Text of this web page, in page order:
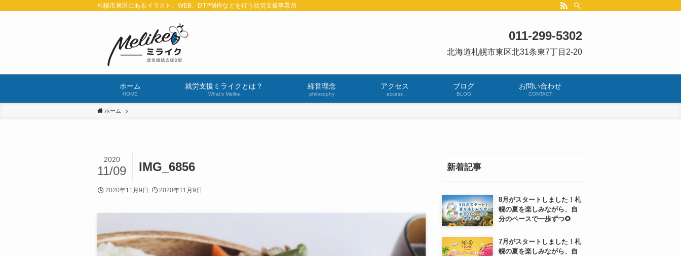
札幌市東区にあるイラスト、WEB、DTP制作などを行う就労支援事業所
ホーム
HOME
就労支援ミライクとは？
What’s Melike
経営理念
philosophy
アクセス
access
ブログ
BLOG
お問い合わせ
CONTACT
011-299-5302
北海道札幌市東区北31条東7丁目2-20
ホーム
IMG_6856
2020
11/09
2020年11月9日 2020年11月9日
新着記事
8月がスタートしました！札
幌の夏を楽しみながら、自
分のペースで一歩ずつ🌻
7月がスタートしました！札
幌の夏を楽しみながら、自